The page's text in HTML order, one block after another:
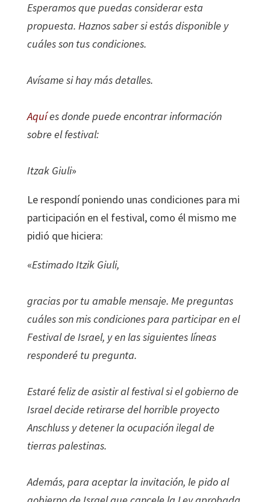
Esperamos que puedas considerar esta
propuesta. Haznos saber si estás disponible y
cuáles son tus condiciones.
Avísame si hay más detalles.
Aquíes donde puede encontrar información
sobre el festival:
Itzak Giuli»
Le respondí poniendo unas condiciones para mi
participación en el festival, como él mismo me
pidió que hiciera:
«Estimado Itzik Giuli,
gracias por tu amable mensaje. Me preguntas
cuáles son mis condiciones para participar en el
Festival de Israel, y en las siguientes líneas
responderé tu pregunta.
Estaré feliz de asistir al festival si el gobierno de
Israel decide retirarse del horrible proyecto
Anschluss y detener la ocupación ilegal de
tierras palestinas.
Además, para aceptar la invitación, le pido al